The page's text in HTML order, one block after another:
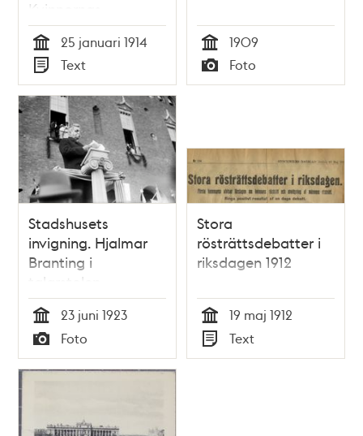
Kvinnornas
Samorganisation -
polisrapport 1914
Tid
25 januari 1914
Typ
Text Tid
1909
Typ
Foto
Stadshusets
invigning. Hjalmar
Branting i
talarstolen
Tid
23 juni 1923
Typ
Foto
Stora
rösträttsdebatter i
riksdagen 1912
Tid
19 maj 1912
Typ
Text